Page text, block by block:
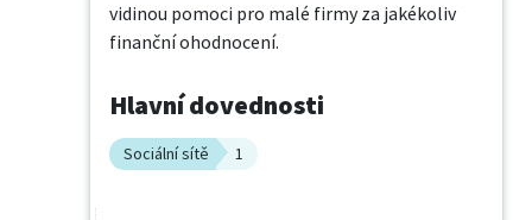
vidinou pomoci pro malé firmy za jakékoliv
finanční ohodnocení.
Hlavní dovednosti
Sociální sítě 1